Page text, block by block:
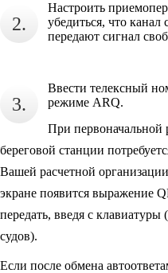
2.
Настроить
убедиться, что
передают сигнал
3.
Ввести телексный
режиме ARQ.
При первоначальной
береговой станции
Вашей расчетной
экране появится выражение
передать, введя с
судов).
Если после обмена